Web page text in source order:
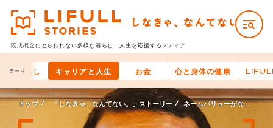
既成概念にとらわれない多様な暮らし・人生を応援するメディア
テーマ
と暮らし キャリアと人生 お金 心と身体の健康
トップ 「しなきゃ、なんてない。」ストーリー ネームバリューがないと価値は伝わらない、なんてない。